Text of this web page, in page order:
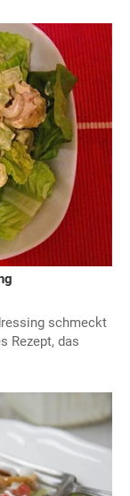
schmeckt
Rezept, das